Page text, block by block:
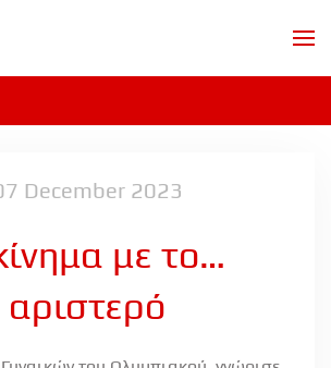
December 2023
με το…
αριστερό